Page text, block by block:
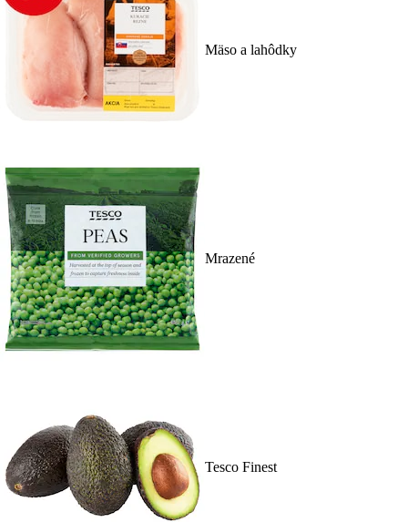
Mäso a lahôdky
Mrazené
Tesco Finest